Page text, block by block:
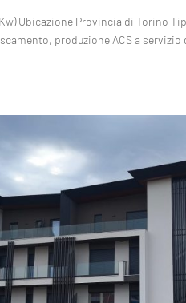
Ubicazione Provincia di Torino
produzione ACS a